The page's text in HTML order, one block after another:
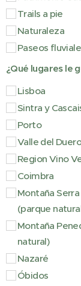
Trails a pie
Naturaleza
Paseos
¿Qué lugares le
Lisboa
Sintra y
Porto
Valle del Duero
Region Vino
Coimbra
Montaña
(parque
Montaña
natural)
Nazaré
Óbidos